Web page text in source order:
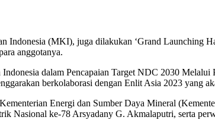
Indonesia (MKI), juga dilakukan ‘Grand Launching
anggotanya.
dalam Pencapaian Target NDC 2030 Melalui
berkolaborasi dengan Enlit Asia 2023 yang
Energi dan Sumber Daya Mineral
ke-78 Arsyadany G. Akmalaputri, serta